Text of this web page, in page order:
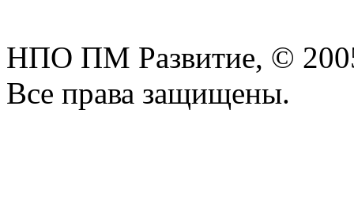
НПО ПМ Развитие, ©
Все права защищены.